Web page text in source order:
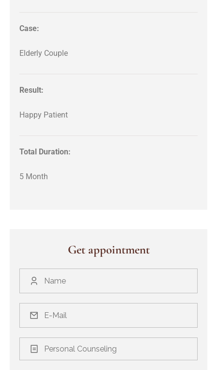
Case:
Elderly Couple
Result:
Happy Patient
Total Duration:
5 Month
Get appointment
Personal Counseling